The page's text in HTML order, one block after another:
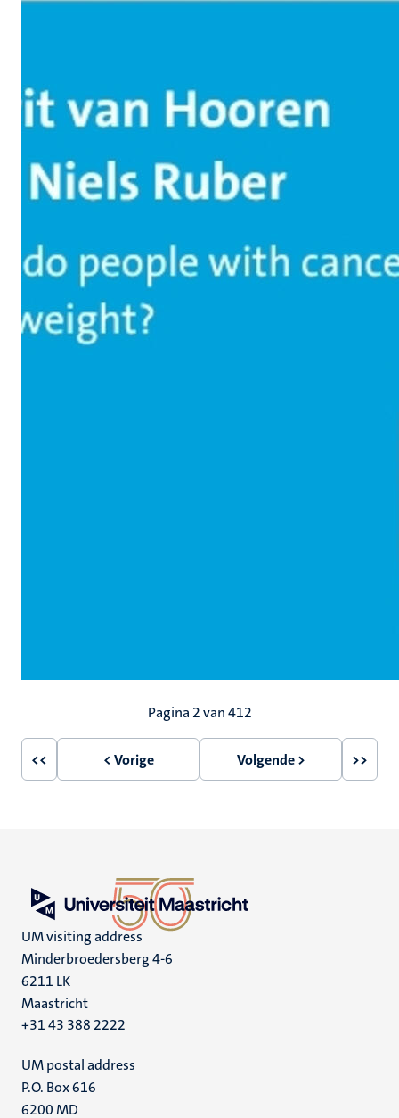
Pagina 2 van 412
Eerste
<<
Vorige
< Vorige
Volgende
Volgende > >>
UM visiting address
Minderbroedersberg 4-6
6211 LK
Maastricht
+31 43 388 2222
UM postal address
P.O. Box 616
6200 MD